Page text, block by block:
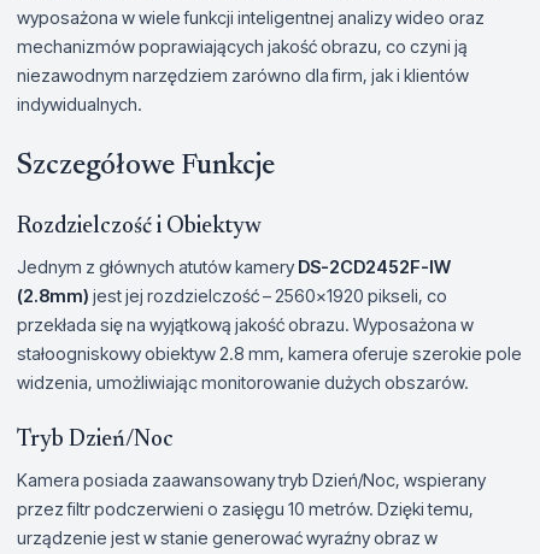
wyposażona w wiele funkcji inteligentnej analizy wideo oraz
mechanizmów poprawiających jakość obrazu, co czyni ją
niezawodnym narzędziem zarówno dla firm, jak i klientów
indywidualnych.
Szczegółowe Funkcje
Rozdzielczość i Obiektyw
Jednym z głównych atutów kamery DS-2CD2452F-IW
(2.8mm) jest jej rozdzielczość – 2560x1920 pikseli, co
przekłada się na wyjątkową jakość obrazu. Wyposażona w
stałoogniskowy obiektyw 2.8 mm, kamera oferuje szerokie pole
widzenia, umożliwiając monitorowanie dużych obszarów.
Tryb Dzień/Noc
Kamera posiada zaawansowany tryb Dzień/Noc, wspierany
przez filtr podczerwieni o zasięgu 10 metrów. Dzięki temu,
urządzenie jest w stanie generować wyraźny obraz w